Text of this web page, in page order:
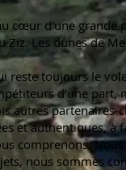
cœur d’une
Ziz. Les dunes de
reste toujours le
d’une part,
autres
et authentiques, à
comprenons.
nous sommes